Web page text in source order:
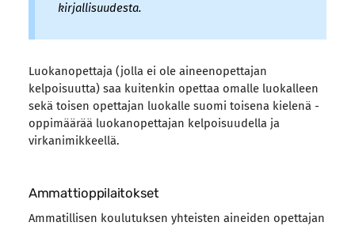
kirjallisuudesta.
Luokanopettaja (jolla ei ole aineenopettajan
kelpoisuutta) saa kuitenkin opettaa omalle luokalleen
sekä toisen opettajan luokalle suomi toisena kielenä -
oppimäärää luokanopettajan kelpoisuudella ja
virkanimikkeellä.
Ammattioppilaitokset
Ammatillisen koulutuksen yhteisten aineiden opettajan